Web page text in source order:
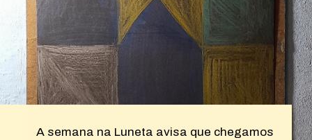
A semana na Luneta avisa que chegamos